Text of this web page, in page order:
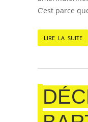
C’est parce
LIRE LA SUITE